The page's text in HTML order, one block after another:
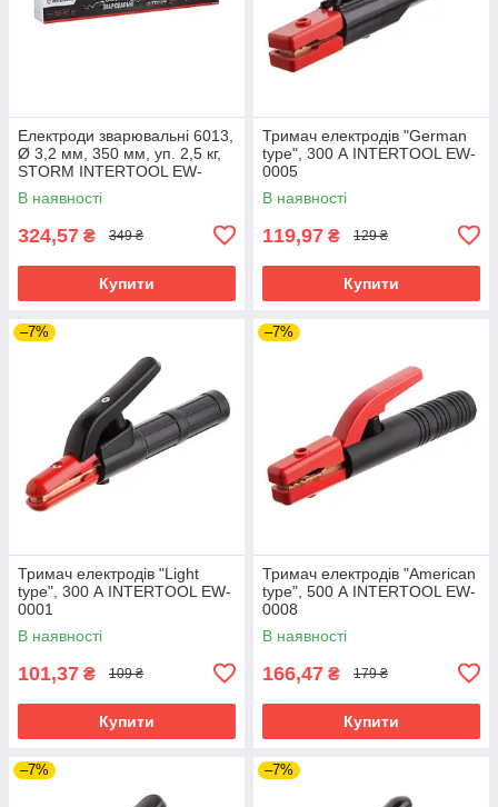
Електроди зварювальні 6013,
Ø 3,2 мм, 350 мм, уп. 2,5 кг,
STORM INTERTOOL EW-
2532
В наявності
324,57 ₴ 349 ₴
Купити
Тримач електродів "German
type", 300 А INTERTOOL EW-
0005
В наявності
119,97 ₴ 129 ₴
Купити
–7%
Тримач електродів "Light
type", 300 А INTERTOOL EW-
0001
В наявності
101,37 ₴ 109 ₴
Купити
–7%
Тримач електродів "American
type", 500 А INTERTOOL EW-
0008
В наявності
166,47 ₴ 179 ₴
Купити
–7% –7%